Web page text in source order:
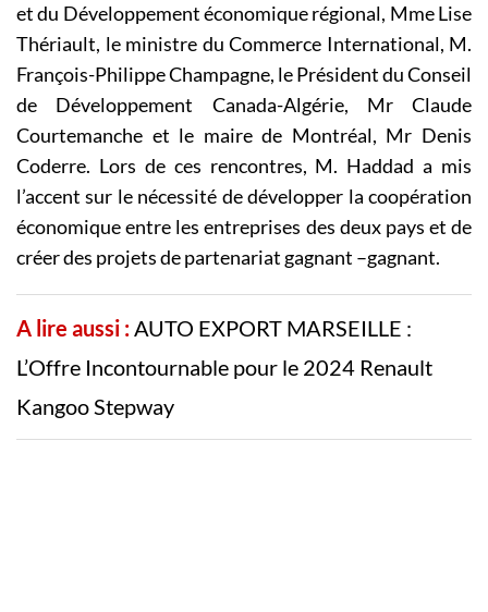
et du Développement économique régional, Mme Lise
Thériault, le ministre du Commerce International, M.
François-Philippe Champagne, le Président du Conseil
de Développement Canada-Algérie, Mr Claude
Courtemanche et le maire de Montréal, Mr Denis
Coderre. Lors de ces rencontres, M. Haddad a mis
l’accent sur le nécessité de développer la coopération
économique entre les entreprises des deux pays et de
créer des projets de partenariat gagnant –gagnant.
A lire aussi :AUTO EXPORT MARSEILLE :
L’Offre Incontournable pour le 2024 Renault
Kangoo Stepway